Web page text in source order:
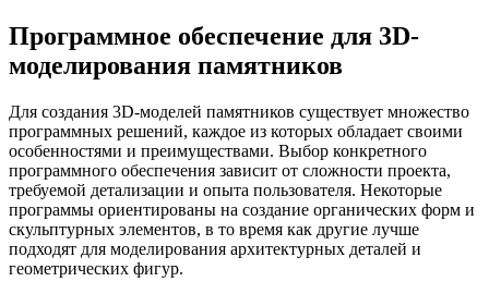
Программное обеспечение для 3D-
моделирования памятников
Для создания 3D-моделей памятников существует множество
программных решений, каждое из которых обладает своими
особенностями и преимуществами. Выбор конкретного
программного обеспечения зависит от сложности проекта,
требуемой детализации и опыта пользователя. Некоторые
программы ориентированы на создание органических форм и
скульптурных элементов, в то время как другие лучше
подходят для моделирования архитектурных деталей и
геометрических фигур.